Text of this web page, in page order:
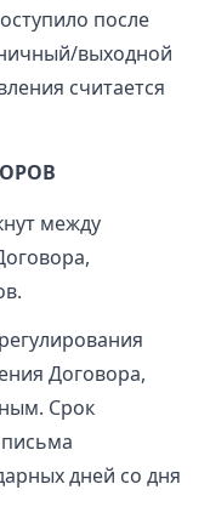
после
выходной
считается
между
Договора,
Срок
дней со дня